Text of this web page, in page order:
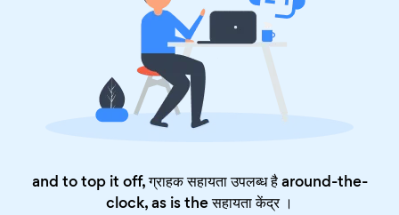
and to top it off, ग्राहक सहायता उपलब्ध है around-the-
clock, as is theसहायता केंद्र।